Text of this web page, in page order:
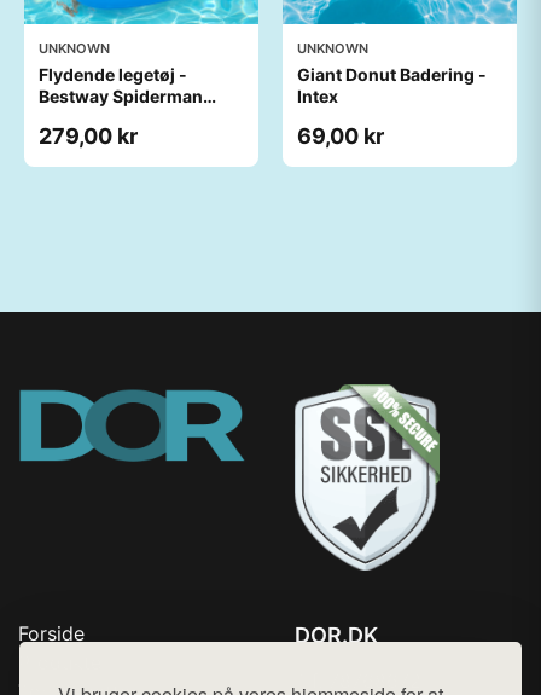
UNKNOWN
Flydende legetøj -
Bestway Spiderman
279,00 kr
UNKNOWN
Giant Donut Badering -
Intex
69,00 kr
Forside
DOR.DK